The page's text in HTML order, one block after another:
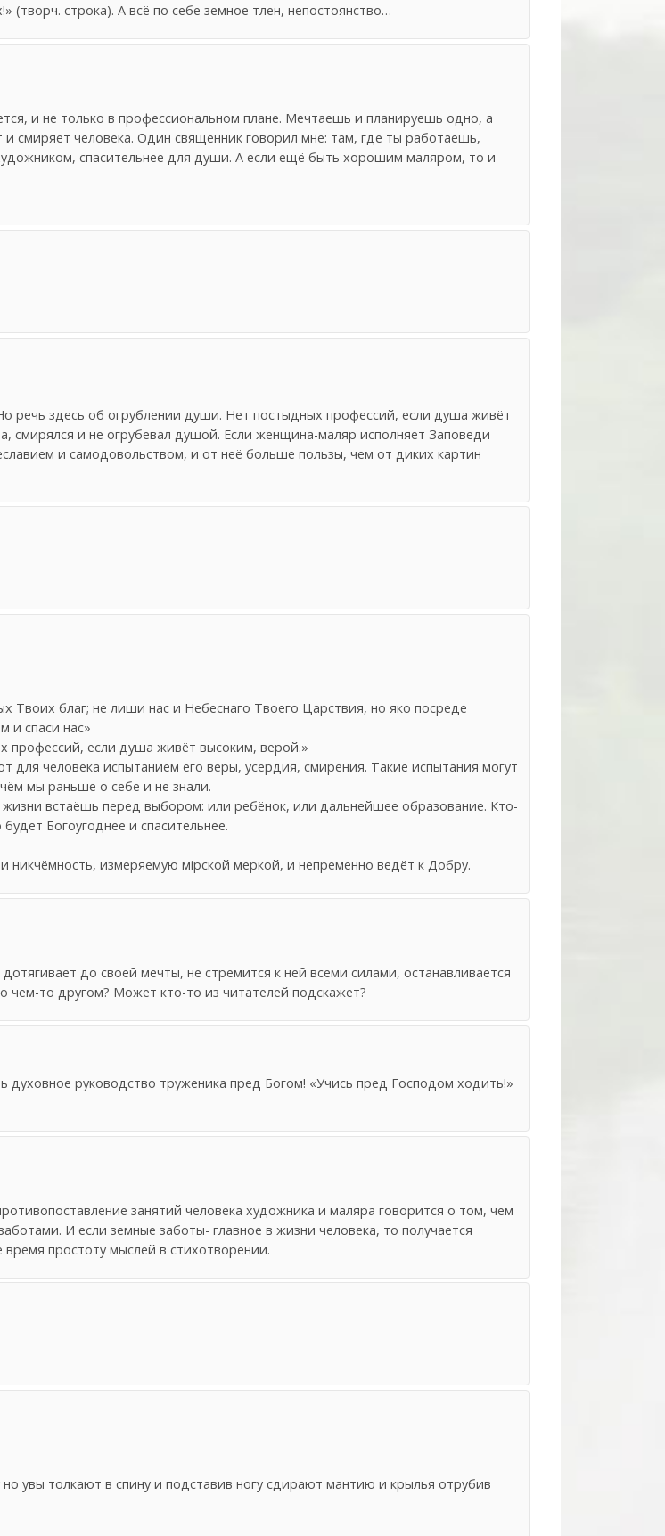
строка). А всё по себе земное тлен, непостоянство…
и не только в профессиональном плане. Мечтаешь и планируешь одно, а
смиряет человека. Один священник говорил мне: там, где ты работаешь,
спасительнее для души. А если ещё быть хорошим маляром, то и
речь здесь об огрублении души. Нет постыдных профессий, если душа живёт
и не огрубевал душой. Если женщина-маляр исполняет Заповеди
и самодовольством, и от неё больше пользы, чем от диких картин
Твоих благ; не лиши нас и Небеснаго Твоего Царствия, но яко посреде
и спаси нас»
профессий, если душа живёт высоким, верой.»
человека испытанием его веры, усердия, смирения. Такие испытания могут
мы раньше о себе и не знали.
встаёшь перед выбором: или ребёнок, или дальнейшее образование. Кто-
Богоугоднее и спасительнее.
измеряемую мiрской меркой, и непременно ведёт к Добру.
до своей мечты, не стремится к ней всеми силами, останавливается
чем-то другом? Может кто-то из читателей подскажет?
руководство труженика пред Богом! «Учись пред Господом ходить!»
занятий человека художника и маляра говорится о том, чем
И если земные заботы- главное в жизни человека, то получается
простоту мыслей в стихотворении.
увы толкают в спину и подставив ногу сдирают мантию и крылья отрубив